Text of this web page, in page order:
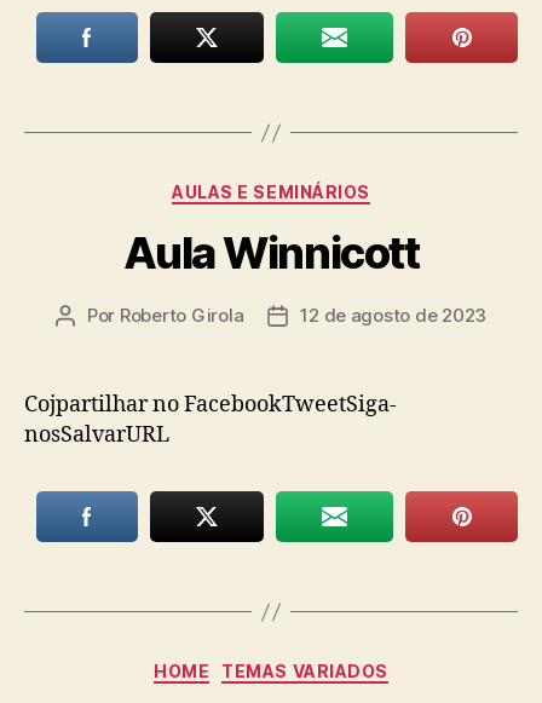
Categorias
AULAS E SEMINÁRIOS
Aula Winnicott
Autor
Por Roberto Girola
Data12 de agosto de 2023
Cojpartilhar no FacebookTweetSiga-
nosSalvarURL
Categorias
HOME TEMAS VARIADOS